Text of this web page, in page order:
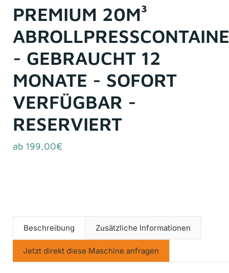
PREMIUM 20M³
- GEBRAUCHT 12
MONATE - SOFORT
VERFÜGBAR -
RESERVIERT
ab 199,00€
Beschreibung Zusätzliche Informationen
Jetzt direkt diese Maschine anfragen